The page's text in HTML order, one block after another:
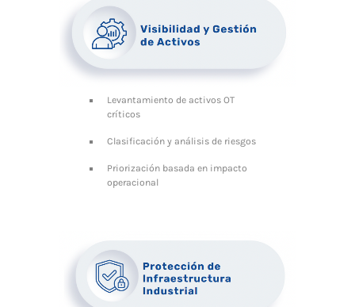
Levantamiento de activos OT
críticos
Clasificación y análisis de riesgos
Priorización basada en impacto
operacional